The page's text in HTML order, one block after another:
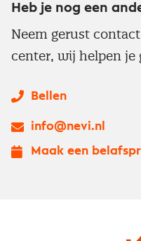
Heb je nog een
Neem gerust
center, wij helpen je
Bellen
info@nevi.nl
Maak een